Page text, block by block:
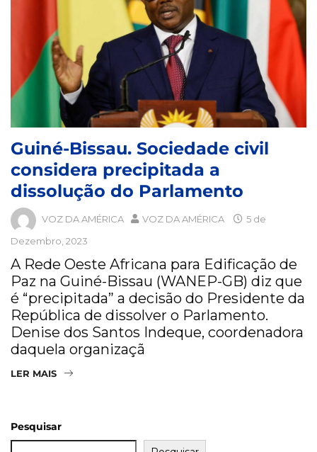
Guiné-Bissau. Sociedade civil
considera precipitada a
dissolução do Parlamento
VOZ DA AMÉRICA VOZ DA AMÉRICA
5 de
Dezembro, 2023
A Rede Oeste Africana para Edificação de
Paz na Guiné-Bissau (WANEP-GB) diz que
é “precipitada” a decisão do Presidente da
República de dissolver o Parlamento.
Denise dos Santos Indeque, coordenadora
daquela organizaçã
LER MAIS
Pesquisar